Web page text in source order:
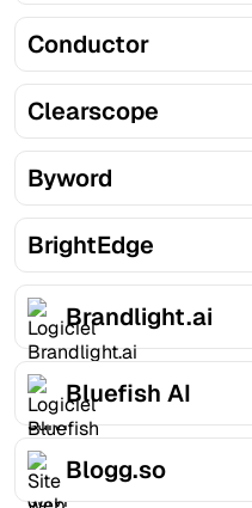
Conductor
Clearscope
Byword
BrightEdge
Brandlight.ai
Bluefish AI
Blogg.so